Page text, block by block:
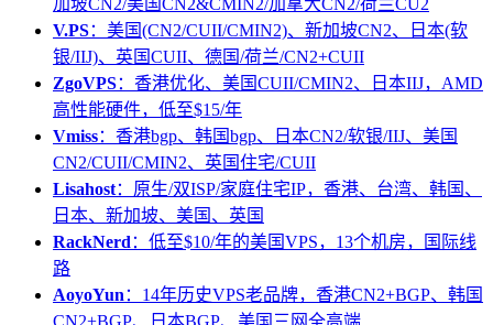
加坡CN2/美国CN2&CMIN2/加拿大CN2/荷兰CU2
V.PS：美国(CN2/CUII/CMIN2)、新加坡CN2、日本(软
银/IIJ)、英国CUII、德国/荷兰/CN2+CUII
ZgoVPS：香港优化、美国CUII/CMIN2、日本IIJ，AMD
高性能硬件，低至$15/年
Vmiss：香港bgp、韩国bgp、日本CN2/软银/IIJ、美国
CN2/CUII/CMIN2、英国住宅/CUII
Lisahost：原生/双ISP/家庭住宅IP，香港、台湾、韩国、
日本、新加坡、美国、英国
RackNerd ：低至$10/年的美国VPS，13个机房，国际线
路
AoyoYun ：14年历史VPS老品牌，香港CN2+BGP、韩国